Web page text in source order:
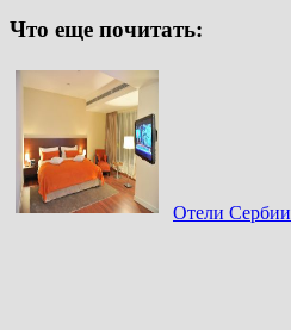
Что еще почитать:
Отели Сербии